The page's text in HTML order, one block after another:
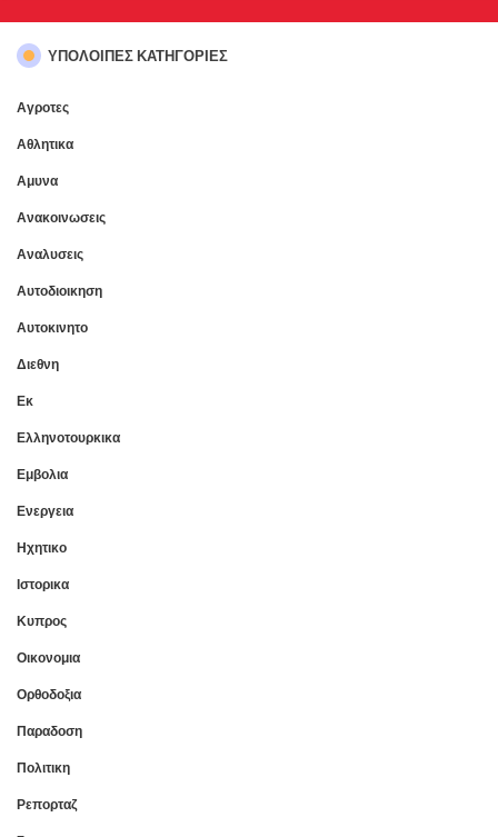
ΥΠΌΛΟΙΠΕΣ ΚΑΤΗΓΟΡΊΕΣ
Αγροτες
Αθλητικα
Αμυνα
Ανακοινωσεις
Αναλυσεις
Αυτοδιοικηση
Αυτοκινητο
Διεθνη
Εκ
Ελληνοτουρκικα
Εμβολια
Ενεργεια
Ηχητικο
Ιστορικα
Κυπρος
Οικονομια
Ορθοδοξια
Παραδοση
Πολιτικη
Ρεπορταζ